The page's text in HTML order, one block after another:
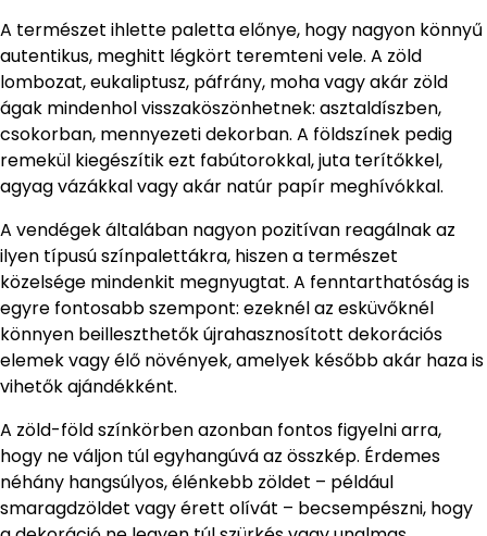
A természet ihlette paletta előnye, hogy nagyon könnyű
autentikus, meghitt légkört teremteni vele. A zöld
lombozat, eukaliptusz, páfrány, moha vagy akár zöld
ágak mindenhol visszaköszönhetnek: asztaldíszben,
csokorban, mennyezeti dekorban. A földszínek pedig
remekül kiegészítik ezt fabútorokkal, juta terítőkkel,
agyag vázákkal vagy akár natúr papír meghívókkal.
A vendégek általában nagyon pozitívan reagálnak az
ilyen típusú színpalettákra, hiszen a természet
közelsége mindenkit megnyugtat. A fenntarthatóság is
egyre fontosabb szempont: ezeknél az esküvőknél
könnyen beilleszthetők újrahasznosított dekorációs
elemek vagy élő növények, amelyek később akár haza is
vihetők ajándékként.
A zöld-föld színkörben azonban fontos figyelni arra,
hogy ne váljon túl egyhangúvá az összkép. Érdemes
néhány hangsúlyos, élénkebb zöldet – például
smaragdzöldet vagy érett olívát – becsempészni, hogy